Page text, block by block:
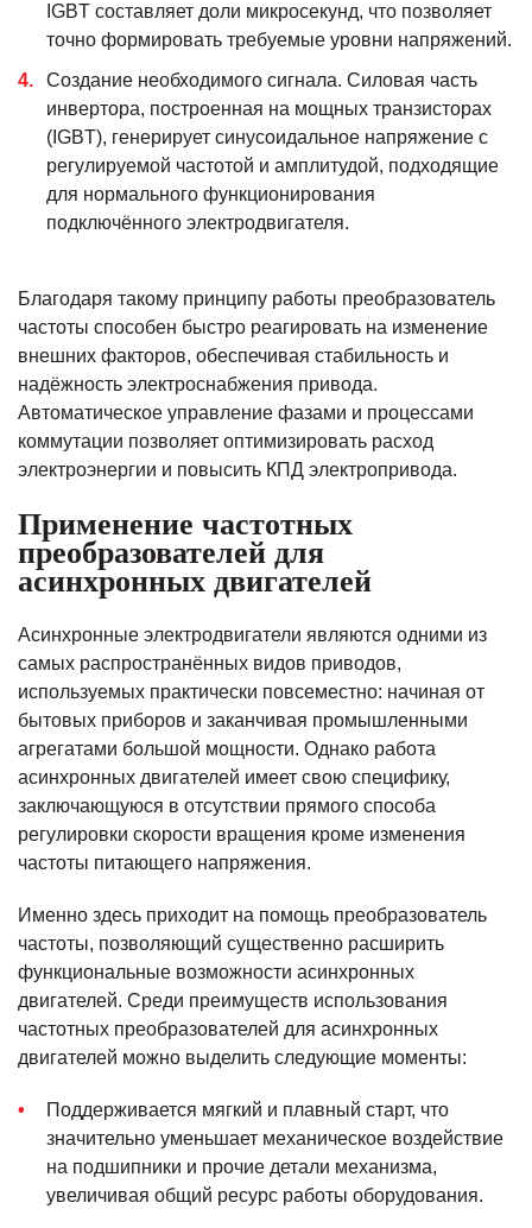
IGBT составляет доли микросекунд, что позволяет
точно формировать требуемые уровни напряжений.
Создание необходимого сигнала. Силовая часть
инвертора, построенная на мощных транзисторах
(IGBT), генерирует синусоидальное напряжение с
регулируемой частотой и амплитудой, подходящие
для нормального функционирования
подключённого электродвигателя.
Благодаря такому принципу работы преобразователь
частоты способен быстро реагировать на изменение
внешних факторов, обеспечивая стабильность и
надёжность электроснабжения привода.
Автоматическое управление фазами и процессами
коммутации позволяет оптимизировать расход
электроэнергии и повысить КПД электропривода.
Применение частотных
преобразователей для
асинхронных двигателей
Асинхронные электродвигатели являются одними из
самых распространённых видов приводов,
используемых практически повсеместно: начиная от
бытовых приборов и заканчивая промышленными
агрегатами большой мощности. Однако работа
асинхронных двигателей имеет свою специфику,
заключающуюся в отсутствии прямого способа
регулировки скорости вращения кроме изменения
частоты питающего напряжения.
Именно здесь приходит на помощь преобразователь
частоты, позволяющий существенно расширить
функциональные возможности асинхронных
двигателей. Среди преимуществ использования
частотных преобразователей для асинхронных
двигателей можно выделить следующие моменты:
Поддерживается мягкий и плавный старт, что
значительно уменьшает механическое воздействие
на подшипники и прочие детали механизма,
увеличивая общий ресурс работы оборудования.